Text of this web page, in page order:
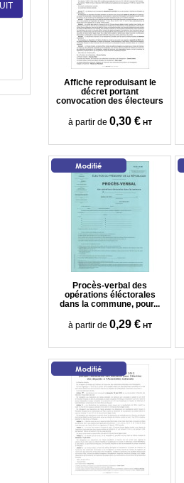
Affiche reproduisant le
décret portant
convocation des électeurs
à partir de 0,30 € HT
Procès-verbal des
opérations éléctorales
dans la commune, pour...
à partir de 0,29 € HT